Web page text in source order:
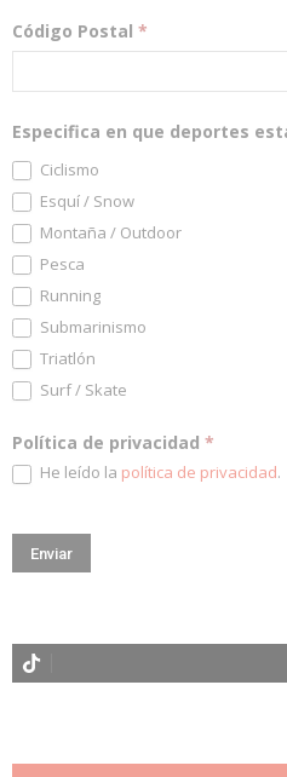
Código Postal *
Especifica en que deportes
Ciclismo
Esquí / Snow
Montaña / Outdoor
Pesca
Running
Submarinismo
Triatlón
Surf / Skate
Política de privacidad *
He leído la política de privacidad.